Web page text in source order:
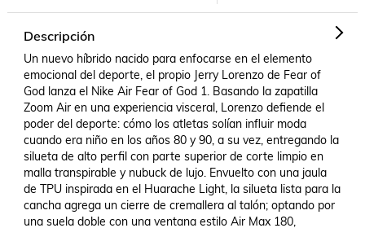
Descripción
Un nuevo híbrido nacido para enfocarse en el elemento
emocional del deporte, el propio Jerry Lorenzo de Fear of
God lanza el Nike Air Fear of God 1. Basando la zapatilla
Zoom Air en una experiencia visceral, Lorenzo defiende el
poder del deporte: cómo los atletas solían influir moda
cuando era niño en los años 80 y 90, a su vez, entregando la
silueta de alto perfil con parte superior de corte limpio en
malla transpirable y nubuck de lujo. Envuelto con una jaula
de TPU inspirada en el Huarache Light, la silueta lista para la
cancha agrega un cierre de cremallera al talón; optando por
una suela doble con una ventana estilo Air Max 180,